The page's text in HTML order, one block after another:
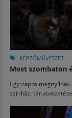
KÉPZŐMŰVÉSZET
Most szombaton
Egy napra
színház,